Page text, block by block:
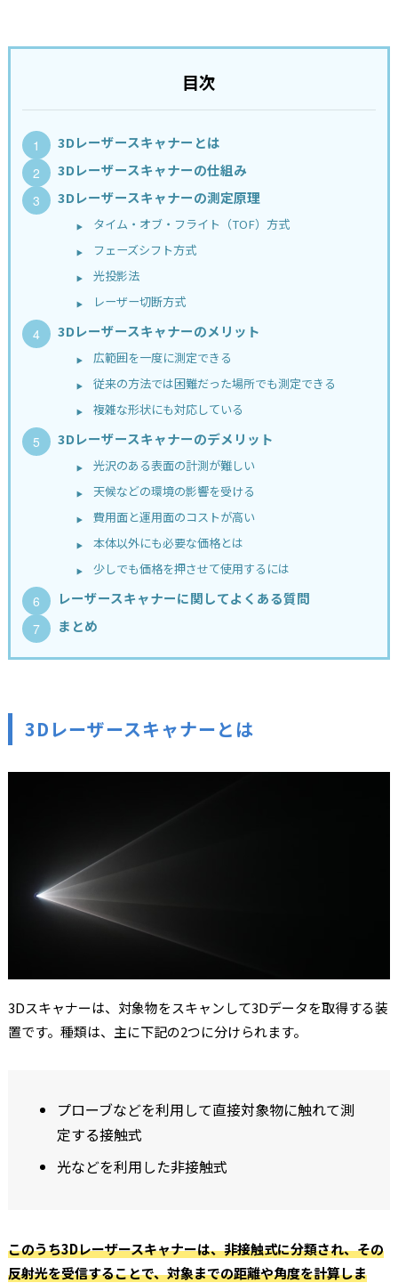
目次
3Dレーザースキャナーとは
3Dレーザースキャナーの仕組み
3Dレーザースキャナーの測定原理
タイム・オブ・フライト（TOF）方式
フェーズシフト方式
光投影法
レーザー切断方式
3Dレーザースキャナーのメリット
広範囲を一度に測定できる
従来の方法では困難だった場所でも測定できる
複雑な形状にも対応している
3Dレーザースキャナーのデメリット
光沢のある表面の計測が難しい
天候などの環境の影響を受ける
費用面と運用面のコストが高い
本体以外にも必要な価格とは
少しでも価格を押させて使用するには
レーザースキャナーに関してよくある質問
まとめ
3Dレーザースキャナーとは
3Dスキャナーは、対象物をスキャンして3Dデータを取得する装
置です。種類は、主に下記の2つに分けられます。
プローブなどを利用して直接対象物に触れて測
定する接触式
光などを利用した非接触式
このうち3Dレーザースキャナーは、非接触式に分類され、その
反射光を受信することで、対象までの距離や角度を計算しま